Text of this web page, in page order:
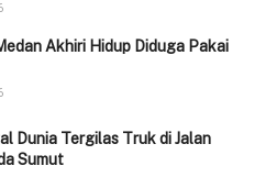
Akhiri Hidup Diduga Pakai
Dunia Tergilas Truk di Jalan
Sumut